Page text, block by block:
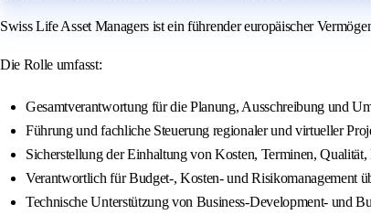
Swiss Life Asset Managers ist ein führender europäischer
Die Rolle umfasst:
Gesamtverantwortung für die Planung, Ausschreibung und
Führung und fachliche Steuerung regionaler und virtueller
Sicherstellung der Einhaltung von Kosten, Terminen,
Verantwortlich für Budget-, Kosten- und Risikomanagement
Technische Unterstützung von Business‑Development‑ und